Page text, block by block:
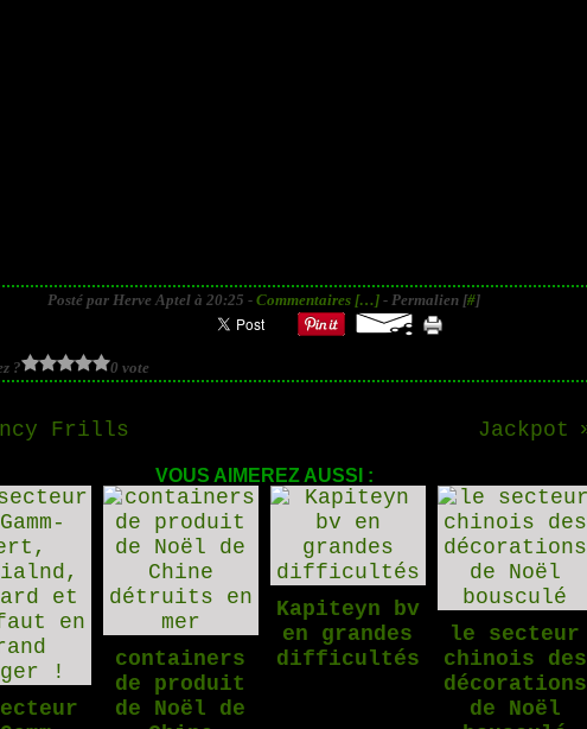
Posté par Herve Aptel à 20:25 -Commentaires […] - Permalien [#]
? 0 vote
Frills Jackpot
VOUS AIMEREZ AUSSI :
containers
de produit
de Noël de
Kapiteyn bv
en grandes
difficultés
le secteur
chinois des
décorations
de Noël